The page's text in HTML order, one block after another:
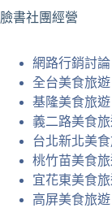
果
臉書社團經營
網路行銷討
全台美食旅
基隆美食旅
義二路美食
台北新北美
桃竹苗美食
宜花東美食
高屏美食旅